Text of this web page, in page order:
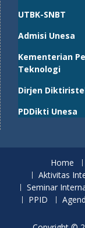
UTBK-SNBT
Admisi Unesa
Kementerian
Teknologi
Dirjen
PDDikti Unesa
Home
Aktivitas
Seminar
PPID